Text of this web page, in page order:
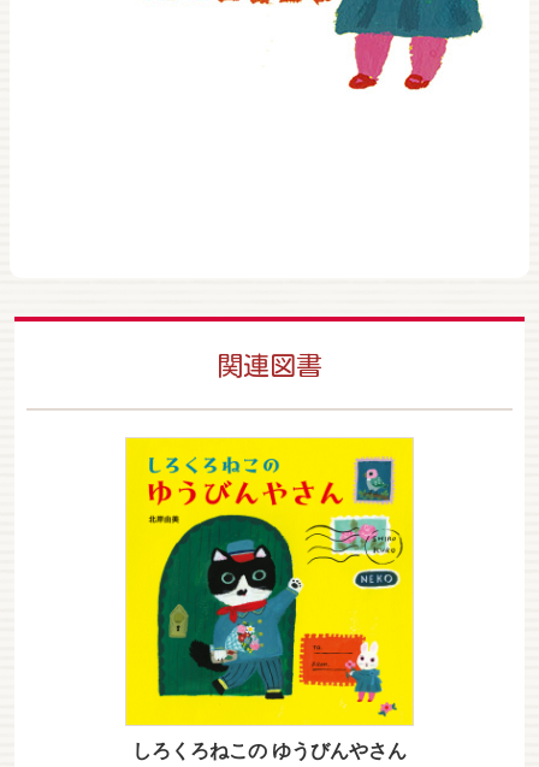
関連図書
しろくろねこの ゆうびんやさん